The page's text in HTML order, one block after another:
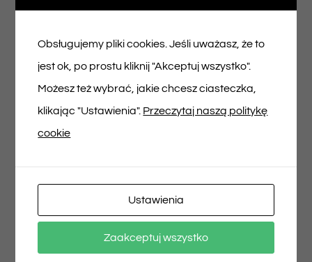
200,00zł
Dodaj do koszyka Szczegóły
Obsługujemy pliki cookies. Jeśli uważasz, że to
jest ok, po prostu kliknij "Akceptuj wszystko".
Możesz też wybrać, jakie chcesz ciasteczka,
klikając "Ustawienia". Przeczytaj naszą politykę
cookie
Ustawienia
Zaakceptuj wszystko